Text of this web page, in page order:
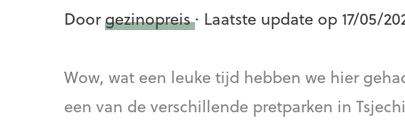
Doorgezinopreis· Laatste update op 17/05/
Wow, wat een leuke tijd hebben we hier
een van de verschillende pretparken in